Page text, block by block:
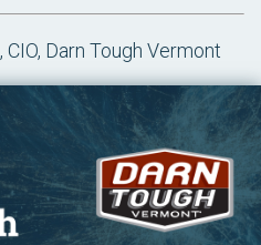
, CIO, Darn Tough Vermont